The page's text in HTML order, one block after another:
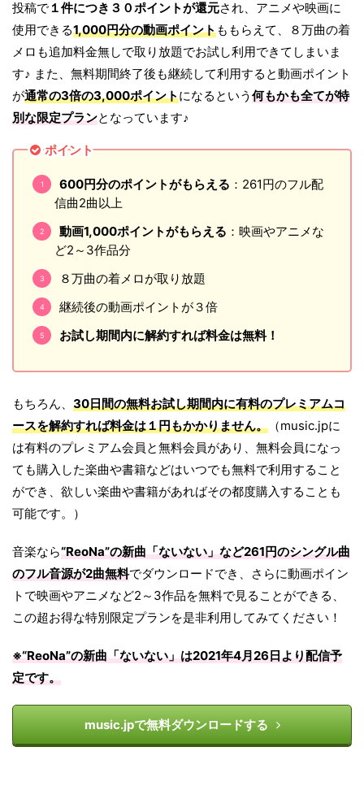
投稿で１件につき３０ポイントが還元され、アニメや映画に
使用できる1,000円分の動画ポイントももらえて、８万曲の着
メロも追加料金無しで取り放題でお試し利用できてしまいま
す♪ また、無料期間終了後も継続して利用すると動画ポイント
が通常の3倍の3,000ポイントになるという 何もかも全てが特
別な限定プランとなっています♪
ポイント
600円分のポイントがもらえる ：261円のフル配
信曲2曲以上
動画1,000ポイントがもらえる ：映画やアニメな
ど2～3作品分
８万曲の着メロが取り放題
継続後の動画ポイントが３倍
お試し期間内に解約すれば料金は無料！
もちろん、 30日間の無料お試し期間内に有料のプレミアムコ
ースを解約すれば料金は１円もかかりません。 （music.jpに
は有料のプレミアム会員と無料会員があり、無料会員になっ
ても購入した楽曲や書籍などはいつでも無料で利用すること
ができ、欲しい楽曲や書籍があればその都度購入することも
可能です。）
音楽なら“ReoNa”の新曲「ないない」など261円のシングル曲
のフル音源が2曲無料でダウンロードでき、さらに動画ポイン
トで映画やアニメなど2～3作品を無料で見ることができる、
この超お得な特別限定プランを是非利用してみてください！
※“ReoNa”の新曲「ないない」は2021年4月26日より配信予
定です。
music.jpで無料ダウンロードする